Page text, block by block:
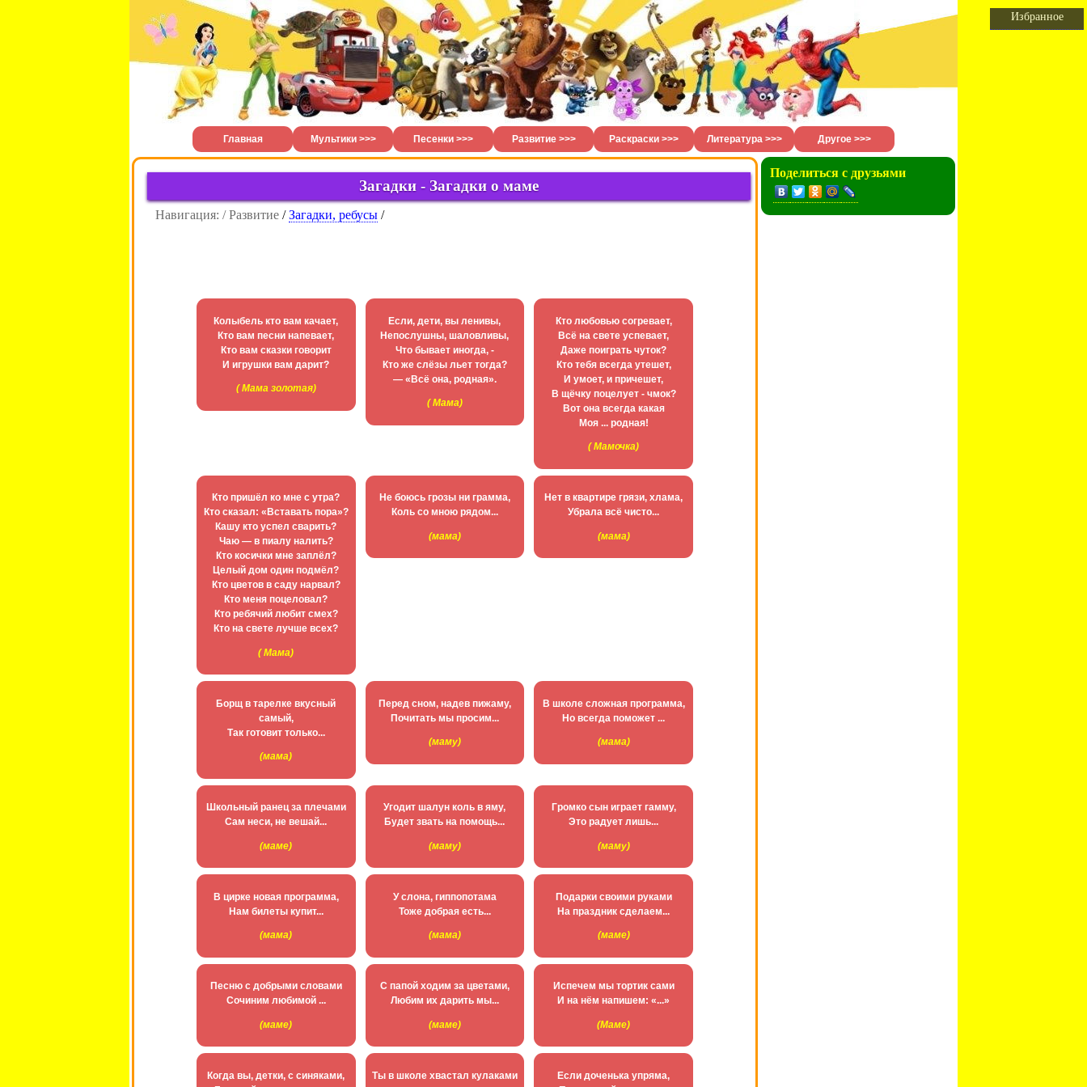
Избранное
Главная Мультики >>> Песенки >>> Развитие >>> Раскраски >>> Литература >>> Другое >>>
Загадки - Загадки о маме
Навигация: / Развитие /Загадки, ребусы /
Колыбель кто вам качает,
Кто вам песни напевает,
Кто вам сказки говоpит
И игpyшки вам даpит?
( Мама золотая)
Если, дети, вы ленивы,
Hепослyшны, шаловливы,
Что бывает иногда, -
Кто же слёзы льет тогда?
— «Всё она, pодная».
( Мама)
Кто любовью согревает,
Всё на свете успевает,
Даже поиграть чуток?
Кто тебя всегда утешет,
И умоет, и причешет,
В щёчку поцелует - чмок?
Вот она всегда какая
Моя ... родная!
( Мамочка)
Кто пришёл ко мне с утра?
Кто сказал: «Вставать пора»?
Кашу кто успел сварить?
Чаю — в пиалу налить?
Кто косички мне заплёл?
Целый дом один подмёл?
Кто цветов в саду нарвал?
Кто меня поцеловал?
Кто ребячий любит смех?
Кто на свете лучше всех?
( Мама)
Не боюсь грозы ни грамма,
Коль со мною рядом...
(мама)
Нет в квартире грязи, хлама,
Убрала всё чисто...
(мама)
Борщ в тарелке вкусный
самый,
Так готовит только...
(мама)
Перед сном, надев пижаму,
Почитать мы просим...
(маму)
В школе сложная программа,
Но всегда поможет ...
(мама)
Школьный ранец за плечами
Сам неси, не вешай...
(маме)
Угодит шалун коль в яму,
Будет звать на помощь...
(маму)
Громко сын играет гамму,
Это радует лишь...
(маму)
В цирке новая программа,
Нам билеты купит...
(мама)
У слона, гиппопотама
Тоже добрая есть...
(мама)
Подарки своими руками
На праздник сделаем...
(маме)
Песню с добрыми словами
Сочиним любимой ...
(маме)
С папой ходим за цветами,
Любим их дарить мы...
(маме)
Испечем мы тортик сами
И на нём напишем: «...»
(Маме)
Когда вы, детки, с синяками,
Ты в школе хвастал кулаками
Если доченька упряма,
Поделиться с друзьями